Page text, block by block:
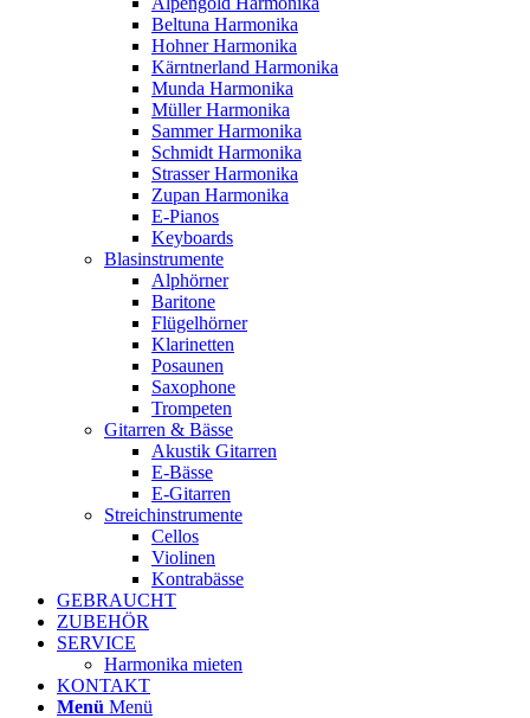
Beltuna Harmonika
Hohner Harmonika
Kärntnerland Harmonika
Munda Harmonika
Müller Harmonika
Sammer Harmonika
Schmidt Harmonika
Strasser Harmonika
Zupan Harmonika
E-Pianos
Keyboards
Blasinstrumente
Alphörner
Baritone
Flügelhörner
Klarinetten
Posaunen
Saxophone
Trompeten
Gitarren & Bässe
Akustik Gitarren
E-Bässe
E-Gitarren
Streichinstrumente
Cellos
Violinen
Kontrabässe
GEBRAUCHT
ZUBEHÖR
SERVICE
Harmonika mieten
KONTAKT
Menü Menü